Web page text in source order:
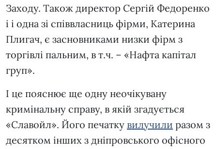
Заходу. Також директор Сергій Федоренко
і і одна зі співвласниць фірми, Катерина
Плигач, є засновниками низки фірм з
торгівлі пальним, в т.ч. – «Нафта капітал
груп».
І це пояснює ще одну неочікувану
кримінальну справу, в якій згадується
«Славойл». Його печатку вилучили разом з
десятком інших з дніпровського офісного